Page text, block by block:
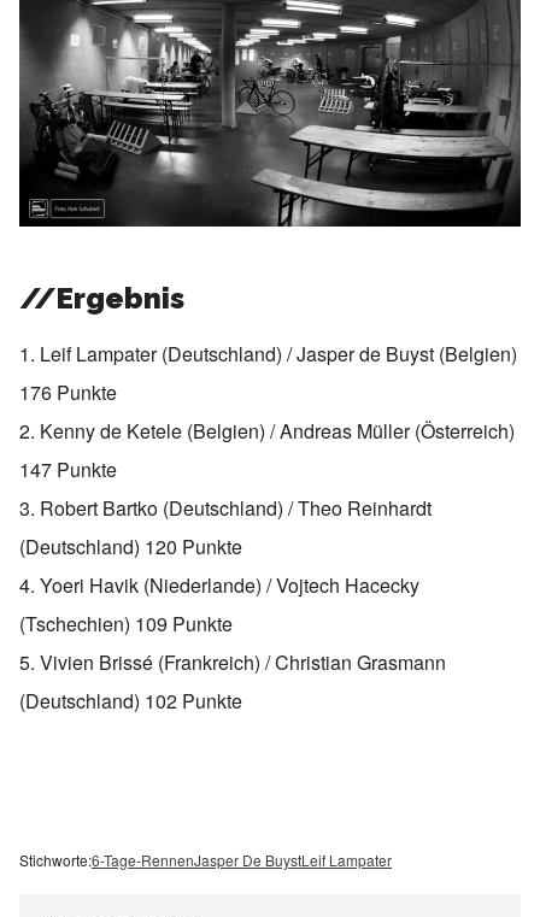
//Ergebnis
1. Leif Lampater (Deutschland) / Jasper de Buyst (Belgien)
176 Punkte
2. Kenny de Ketele (Belgien) / Andreas Müller (Österreich)
147 Punkte
3. Robert Bartko (Deutschland) / Theo Reinhardt
(Deutschland) 120 Punkte
4. Yoeri Havik (Niederlande) / Vojtech Hacecky
(Tschechien) 109 Punkte
5. Vivien Brissé (Frankreich) / Christian Grasmann
(Deutschland) 102 Punkte
Stichworte:6-Tage-RennenJasper De BuystLeif Lampater